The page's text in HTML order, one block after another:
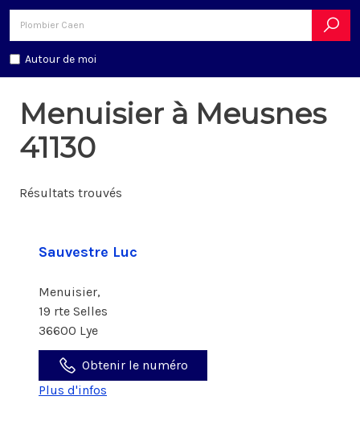
Autour de moi
Menuisier à Meusnes
41130
Résultats trouvés
Sauvestre Luc
Menuisier,
19 rte Selles
36600 Lye
Obtenir le numéro
Plus d'infos